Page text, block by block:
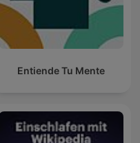
Entiende Tu Mente